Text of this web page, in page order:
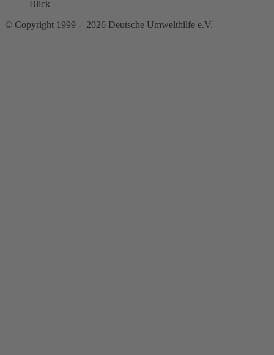
© Copyright 1999 - 2026 Deutsche Umwelthilfe e.V.